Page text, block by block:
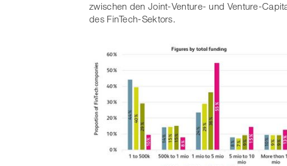
zwischen den Joint-Venture- und Venture-
des FinTech-Sektors.